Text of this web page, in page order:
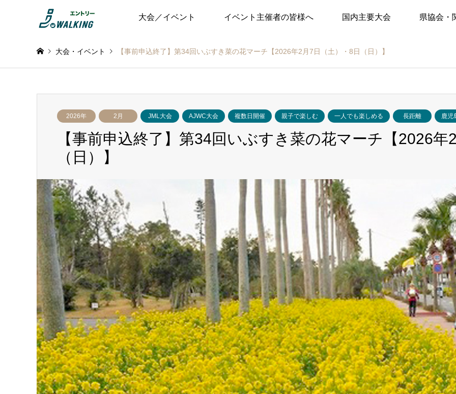
大会／イベント イベント主催者の皆様へ 国内主要大会 県協会・
大会・イベント 【事前申込終了】第34回いぶすき菜の花マーチ【2026年2月7日（土）・8日（日）】
2026年 2月 JML大会 AJWC大会 複数日開催 親子で楽しむ 一人でも楽しめる 長距離 鹿児
【事前申込終了】第34回いぶすき菜の花マーチ【2026年
（日）】